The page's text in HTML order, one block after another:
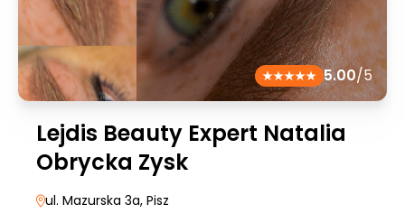
5.00/5
Lejdis Beauty Expert Natalia
Obrycka Zysk
ul. Mazurska 3a, Pisz